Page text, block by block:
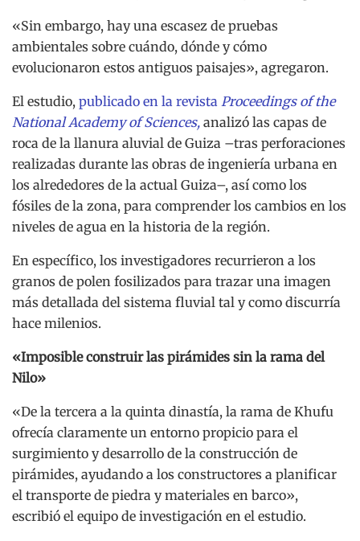
«Sin embargo, hay una escasez de pruebas
ambientales sobre cuándo, dónde y cómo
evolucionaron estos antiguos paisajes», agregaron.
El estudio, publicado en la revista Proceedings of the
National Academy of Sciences, analizó las capas de
roca de la llanura aluvial de Guiza –tras perforaciones
realizadas durante las obras de ingeniería urbana en
los alrededores de la actual Guiza–, así como los
fósiles de la zona, para comprender los cambios en los
niveles de agua en la historia de la región.
En específico, los investigadores recurrieron a los
granos de polen fosilizados para trazar una imagen
más detallada del sistema fluvial tal y como discurría
hace milenios.
«Imposible construir las pirámides sin la rama del
Nilo»
«De la tercera a la quinta dinastía, la rama de Khufu
ofrecía claramente un entorno propicio para el
surgimiento y desarrollo de la construcción de
pirámides, ayudando a los constructores a planificar
el transporte de piedra y materiales en barco»,
escribió el equipo de investigación en el estudio.